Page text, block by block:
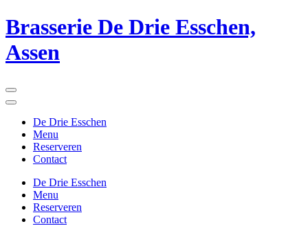
Ga
naar
inhoud
(Druk
Brasserie De Drie Esschen,
Assen
De Drie Esschen
Menu
Reserveren
Contact
De Drie Esschen
Menu
Reserveren
Contact